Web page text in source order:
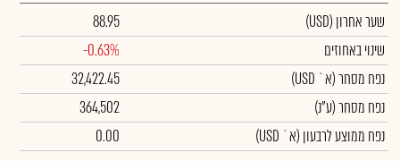
שער אחרון (USD)
88.95
שינוי באחוזים
-0.63%
נפח מסחר(א` USD)
32,422.45
נפח מסחר(ע"נ)
364,502
נפח ממוצע לרבעון (א` USD)
0.00